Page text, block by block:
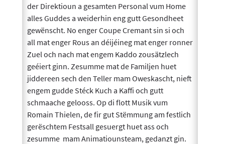
der Direktioun a gesamten Personal vum Home
alles Guddes a weiderhin eng gutt Gesondheet
gewënscht. No enger Coupe Cremant sin si och
all mat enger Rous an déijéineg mat enger ronner
Zuel och nach mat engem Kaddo zousätzlech
geéiert ginn. Zesumme mat de Familjen huet
jiddereen sech den Teller mam Oweskascht, nieft
engem gudde Stéck Kuch a Kaffi och gutt
schmaache gelooss. Op di flott Musik vum
Romain Thielen, de fir gut Stëmmung am festlich
gerëschtem Festsall gesuergt huet ass och
zesumme mam Animatiounsteam, gedanzt gin.